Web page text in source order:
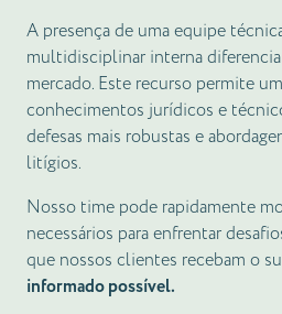
A presença de uma equipe
multidisciplinar interna
mercado. Este recurso permite
conhecimentos jurídicos e
defesas mais robustas e
litígios.
Nosso time pode rapidamente
necessários para enfrentar
que nossos clientes recebam o
informado possível.